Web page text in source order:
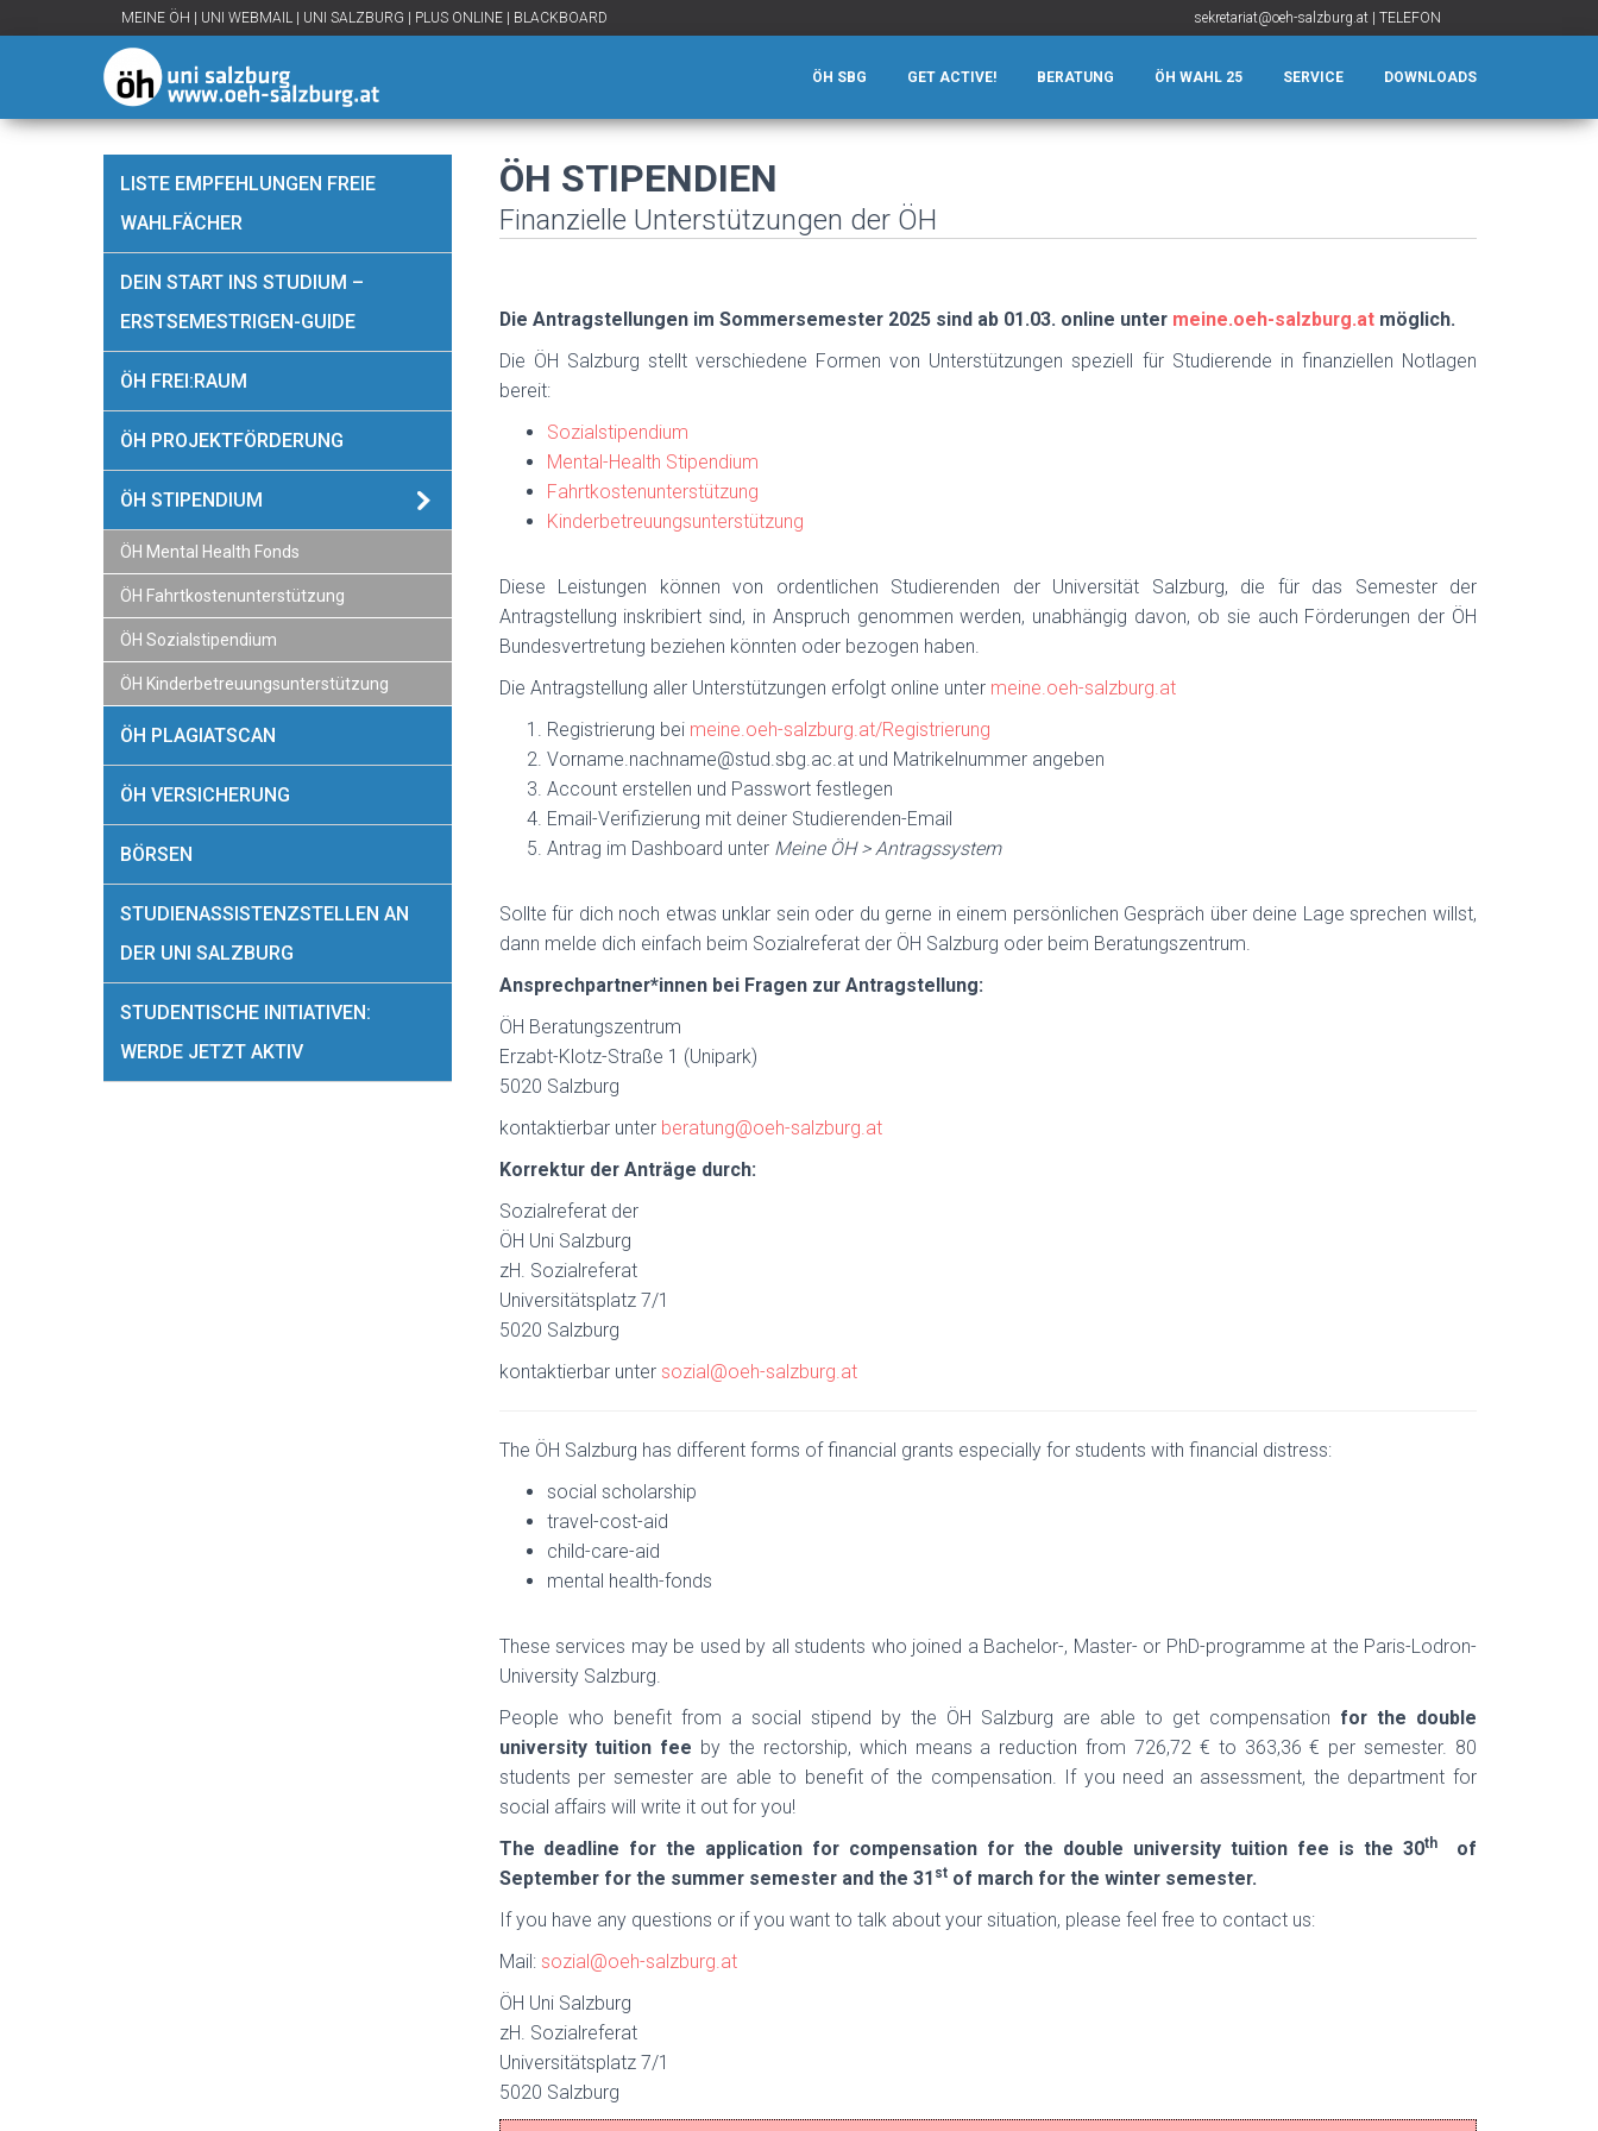
MEINE ÖH UNI WEBMAIL UNI SALZBURG PLUS ONLINE BLACKBOARD sekretariat@oeh-salzburg.at TELEFON
ÖH SBG GET ACTIVE! BERATUNG ÖH WAHL 25 SERVICE DOWNLOADS
LISTE EMPFEHLUNGEN FREIE
WAHLFÄCHER
DEIN START INS STUDIUM –
ERSTSEMESTRIGEN-GUIDE
ÖH FREI:RAUM
ÖH PROJEKTFÖRDERUNG
ÖH STIPENDIUM
ÖH Mental Health Fonds
ÖH Fahrtkostenunterstützung
ÖH Sozialstipendium
ÖH Kinderbetreuungsunterstützung
ÖH PLAGIATSCAN
ÖH VERSICHERUNG
BÖRSEN
STUDIENASSISTENZSTELLEN AN
DER UNI SALZBURG
STUDENTISCHE INITIATIVEN:
WERDE JETZT AKTIV
ÖH STIPENDIEN
Finanzielle Unterstützungen der ÖH
Die Antragstellungen im Sommersemester 2025 sind ab 01.03. online unter meine.oeh-salzburg.atmöglich.
Die ÖH Salzburg stellt verschiedene Formen von Unterstützungen speziell für Studierende in finanziellen Notlagen
bereit:
Sozialstipendium
Mental-Health Stipendium
Fahrtkostenunterstützung
Kinderbetreuungsunterstützung
Diese Leistungen können von ordentlichen Studierenden der Universität Salzburg, die für das Semester der
Antragstellung inskribiert sind, in Anspruch genommen werden, unabhängig davon, ob sie auch Förderungen der ÖH
Bundesvertretung beziehen könnten oder bezogen haben.
Die Antragstellung aller Unterstützungen erfolgt online unter meine.oeh-salzburg.at
Registrierung bei meine.oeh-salzburg.at/Registrierung
Vorname.nachname@stud.sbg.ac.at und Matrikelnummer angeben
Account erstellen und Passwort festlegen
Email-Verifizierung mit deiner Studierenden-Email
Antrag im Dashboard unter Meine ÖH > Antragssystem
Sollte für dich noch etwas unklar sein oder du gerne in einem persönlichen Gespräch über deine Lage sprechen willst,
dann melde dich einfach beim Sozialreferat der ÖH Salzburg oder beim Beratungszentrum.
Ansprechpartner*innen bei Fragen zur Antragstellung:
ÖH Beratungszentrum
Erzabt-Klotz-Straße 1 (Unipark)
5020 Salzburg
kontaktierbar unter beratung@oeh-salzburg.at
Korrektur der Anträge durch:
Sozialreferat der
ÖH Uni Salzburg
zH. Sozialreferat
Universitätsplatz 7/1
5020 Salzburg
kontaktierbar unter sozial@oeh-salzburg.at
The ÖH Salzburg has different forms of financial grants especially for students with financial distress:
social scholarship
travel-cost-aid
child-care-aid
mental health-fonds
These services may be used by all students who joined a Bachelor-, Master- or PhD-programme at the Paris-Lodron-
University Salzburg.
People who benefit from a social stipend by the ÖH Salzburg are able to get compensation for the double
university tuition fee by the rectorship, which means a reduction from 726,72 € to 363,36 € per semester. 80
students per semester are able to benefit of the compensation. If you need an assessment, the department for
social affairs will write it out for you!
The deadline for the application for compensation for the double university tuition fee is the 30th
of
September for the summer semester and the 31 stof march for the winter semester.
If you have any questions or if you want to talk about your situation, please feel free to contact us:
Mail: sozial@oeh-salzburg.at
ÖH Uni Salzburg
zH. Sozialreferat
Universitätsplatz 7/1
5020 Salzburg